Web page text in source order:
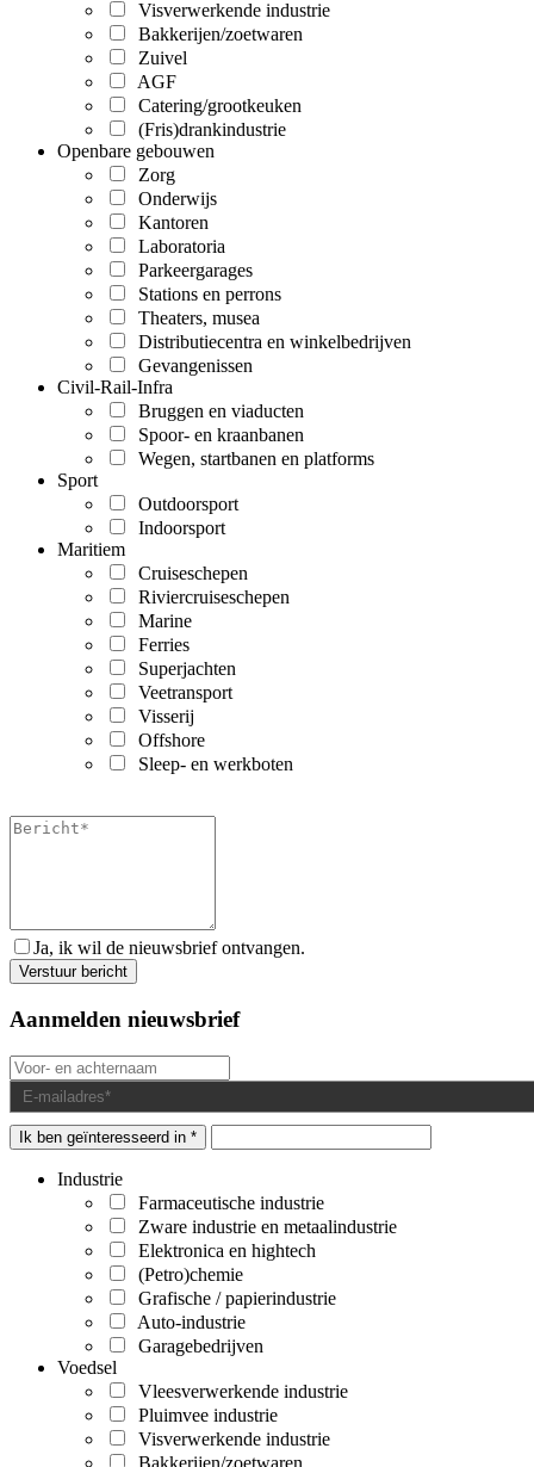
Visverwerkende industrie
Bakkerijen/zoetwaren
Zuivel
AGF
Catering/grootkeuken
(Fris)drankindustrie
Openbare gebouwen
Zorg
Onderwijs
Kantoren
Laboratoria
Parkeergarages
Stations en perrons
Theaters, musea
Distributiecentra en winkelbedrijven
Gevangenissen
Civil-Rail-Infra
Bruggen en viaducten
Spoor- en kraanbanen
Wegen, startbanen en platforms
Sport
Outdoorsport
Indoorsport
Maritiem
Cruiseschepen
Riviercruiseschepen
Marine
Ferries
Superjachten
Veetransport
Visserij
Offshore
Sleep- en werkboten
Ja, ik wil de nieuwsbrief ontvangen.
Aanmelden nieuwsbrief
Ik ben geïnteresseerd in *
Industrie
Farmaceutische industrie
Zware industrie en metaalindustrie
Elektronica en hightech
(Petro)chemie
Grafische / papierindustrie
Auto-industrie
Garagebedrijven
Voedsel
Vleesverwerkende industrie
Pluimvee industrie
Visverwerkende industrie
Bakkerijen/zoetwaren